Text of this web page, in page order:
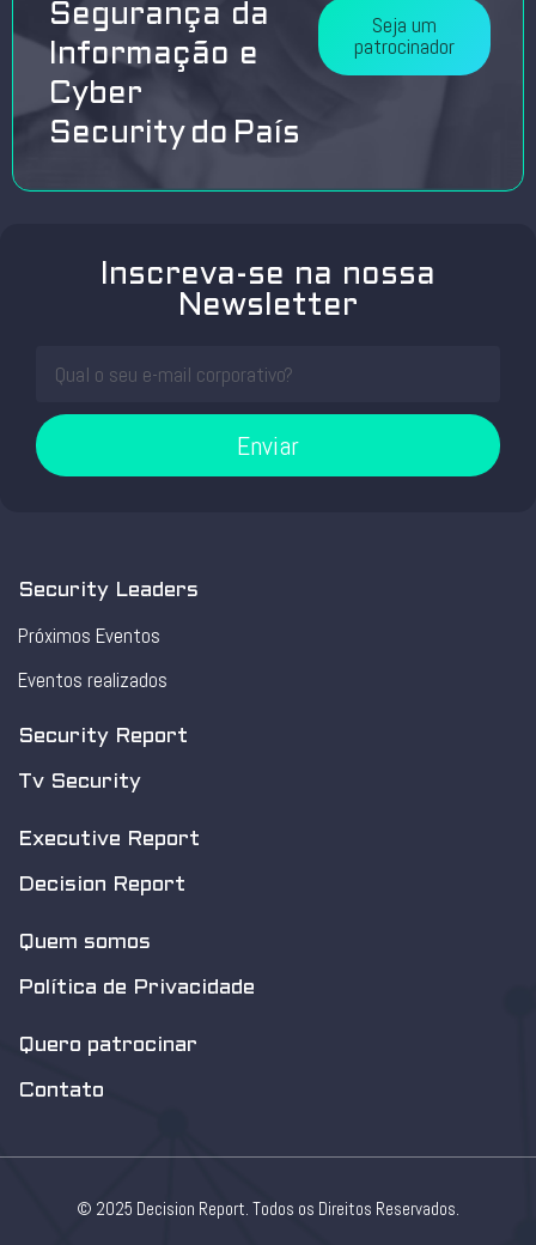
Segurança da
Informação e
Cyber
Security do País
Seja um
patrocinador
Inscreva-se na nossa
Newsletter
Enviar
Security Leaders
Próximos Eventos
Eventos realizados
Security Report
Tv Security
Executive Report
Decision Report
Quem somos
Política de Privacidade
Quero patrocinar
Contato
© 2025 Decision Report. Todos os Direitos Reservados.